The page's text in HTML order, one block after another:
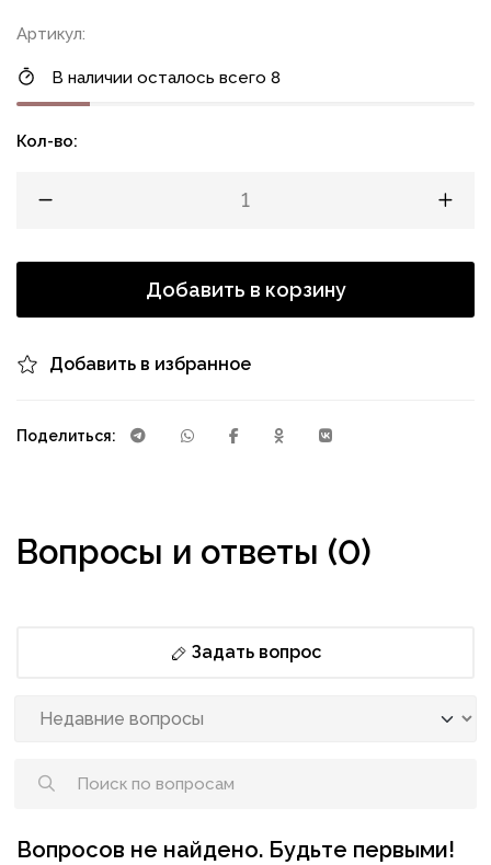
Артикул:
В наличии осталось всего 8
Кол-во:
Добавить в корзину
Добавить в избранное
Поделиться:
Вопросы и ответы (0)
Задать вопрос
Вопросов не найдено. Будьте первыми!